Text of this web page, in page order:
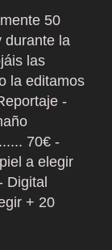
50
durante la
las
la editamos
-
70€ -
a elegir
Digital
+ 20